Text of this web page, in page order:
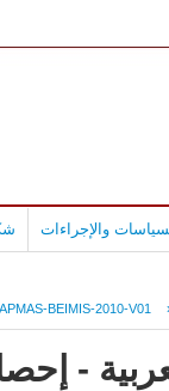
والإجراءات
BEIMIS-2010-V01
-